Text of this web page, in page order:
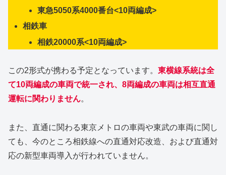
東急5050系4000番台<10両編成>
相鉄車
相鉄20000系<10両編成>
この2形式が携わる予定となっています。 東横線系統は全
て10両編成の車両で統一され、8両編成の車両は相互直通
運転に関わりません。
また、直通に関わる東京メトロの車両や東武の車両に関し
ても、今のところ相鉄線への直通対応改造、および直通対
応の新型車両導入が行われていません。